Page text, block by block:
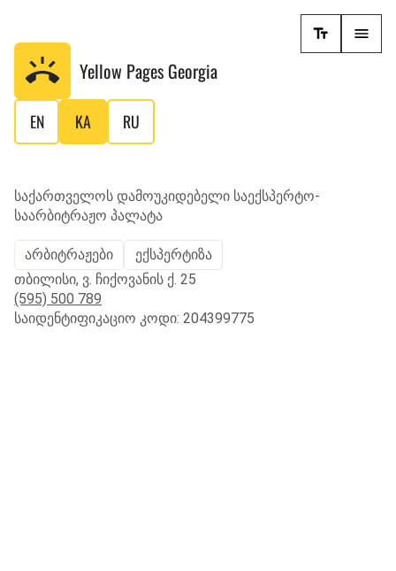
Yellow Pages Georgia
EN KA RU
საქართველოს დამოუკიდებელი საექსპერტო-
საარბიტრაჟო პალატა
არბიტრაჟები
ექსპერტიზა
თბილისი, ვ. ჩიქოვანის ქ. 25
(595) 500 789
საიდენტიფიკაციო კოდი: 204399775